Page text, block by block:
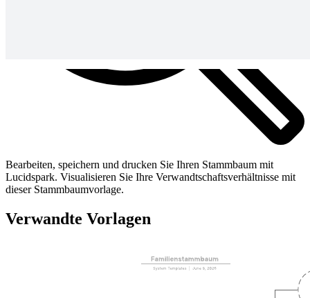
Bearbeiten, speichern und drucken Sie Ihren Stammbaum mit
Lucidspark. Visualisieren Sie Ihre Verwandtschaftsverhältnisse mit
dieser Stammbaumvorlage.
Verwandte Vorlagen